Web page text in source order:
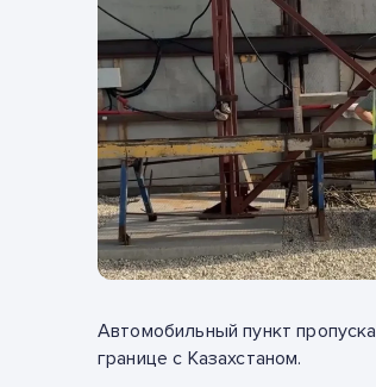
Автомобильный пункт пропуска
границе с Казахстаном.